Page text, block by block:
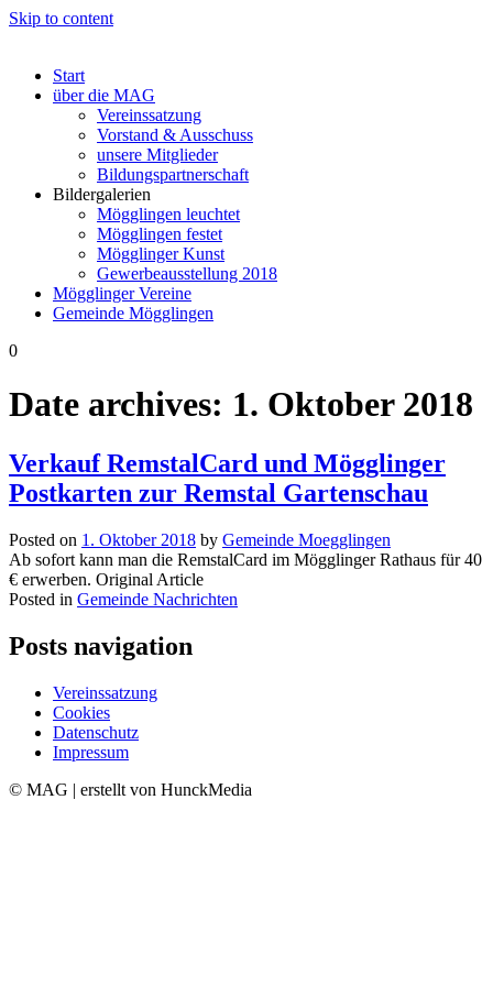
Skip to content
Start
über die MAG
Vereinssatzung
Vorstand & Ausschuss
unsere Mitglieder
Bildungspartnerschaft
Bildergalerien
Mögglingen leuchtet
Mögglingen festet
Mögglinger Kunst
Gewerbeausstellung 2018
Mögglinger Vereine
Gemeinde Mögglingen
0
Date archives: 1. Oktober 2018
Verkauf RemstalCard und Mögglinger
Postkarten zur Remstal Gartenschau
Posted on 1. Oktober 2018 by Gemeinde Moegglingen
Ab sofort kann man die RemstalCard im Mögglinger Rathaus für 40
€ erwerben. Original Article
Posted in Gemeinde Nachrichten
Posts navigation
Vereinssatzung
Cookies
Datenschutz
Impressum
© MAG | erstellt von HunckMedia